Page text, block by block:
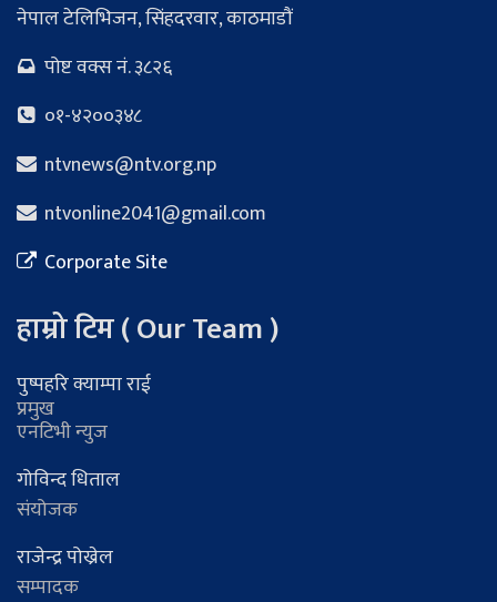
नेपाल टेलिभिजन, सिंहदरवार, काठमाडौं
पोष्ट वक्स नं. ३८२६
०१-४२००३४८
ntvnews@ntv.org.np
ntvonline2041@gmail.com
Corporate Site
हाम्रो टिम ( Our Team )
पुष्पहरि क्याम्पा राई
प्रमुख
एनटिभी न्युज
गोविन्द धिताल
संयोजक
राजेन्द्र पोख्रेल
सम्पादक